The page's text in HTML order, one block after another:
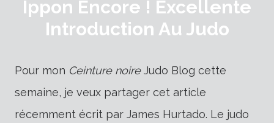
Ippon Encore ! Excellente
Introduction Au Judo
Pour mon Ceinture noireJudo Blog cette
semaine, je veux partager cet article
récemment écrit par James Hurtado. Le judo